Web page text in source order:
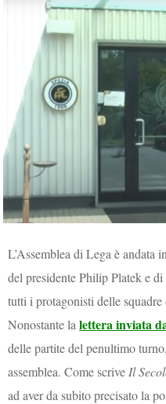
L’Assemblea di Lega è andata
del presidente Philip Platek e
tutti i protagonisti delle
Nonostante lalettera inviata
delle partite del penultimo
assemblea. Come scrive Il
ad aver da subito precisato la